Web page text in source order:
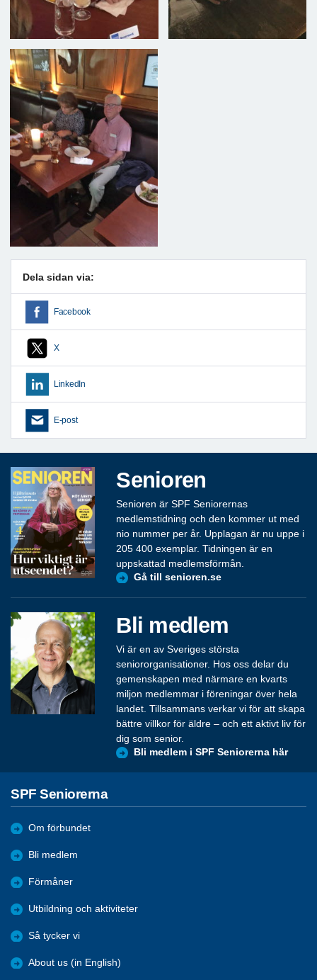
Dela sidan via:
Facebook
X
LinkedIn
E-post
Senioren
Senioren är SPF Seniorernas
medlemstidning och den kommer ut med
nio nummer per år. Upplagan är nu uppe i
205 400 exemplar. Tidningen är en
uppskattad medlemsförmån.
Gå till senioren.se
Bli medlem
Vi är en av Sveriges största
seniororganisationer. Hos oss delar du
gemenskapen med närmare en kvarts
miljon medlemmar i föreningar över hela
landet. Tillsammans verkar vi för att skapa
bättre villkor för äldre – och ett aktivt liv för
dig som senior.
Bli medlem i SPF Seniorerna här
SPF Seniorerna
Om förbundet
Bli medlem
Förmåner
Utbildning och aktiviteter
Så tycker vi
About us (in English)